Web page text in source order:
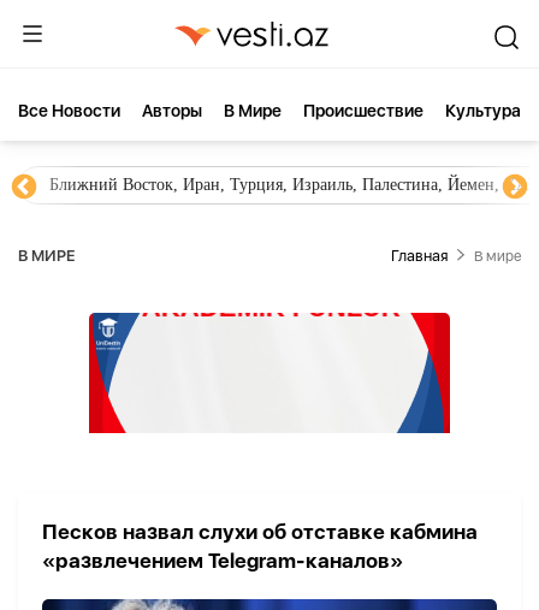
Все Новости Aвторы В Мире Происшествие Культура
Ближний Восток, Иран, Турция, Израиль, Палестина, Йемен,
В МИРЕ Главная В мире
Песков назвал слухи об отставке кабмина
«развлечением Telegram-каналов»